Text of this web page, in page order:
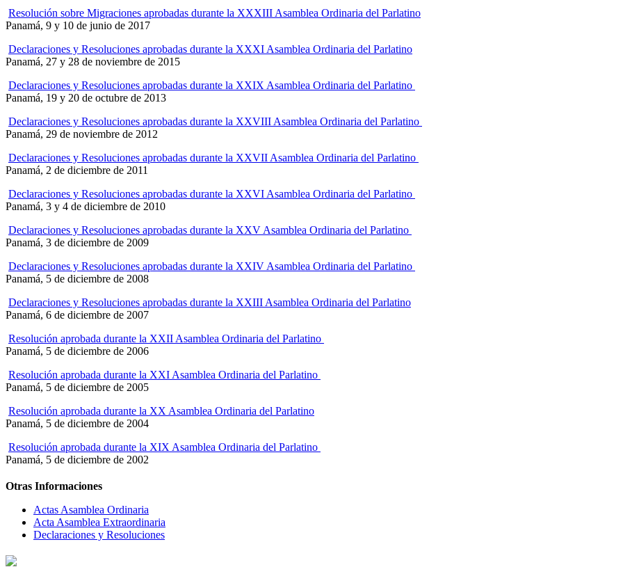
Resolución sobre Migraciones aprobadas durante la XXXIII Asamblea Ordinaria del Parlatino
Panamá, 9 y 10 de junio de 2017
Declaraciones y Resoluciones aprobadas durante la XXXI Asamblea Ordinaria del Parlatino
Panamá, 27 y 28 de noviembre de 2015
Declaraciones y Resoluciones aprobadas durante la XXIX Asamblea Ordinaria del Parlatino
Panamá, 19 y 20 de octubre de 2013
Declaraciones y Resoluciones aprobadas durante la XXVIII Asamblea Ordinaria del Parlatino
Panamá, 29 de noviembre de 2012
Declaraciones y Resoluciones aprobadas durante la XXVII Asamblea Ordinaria del Parlatino
Panamá, 2 de diciembre de 2011
Declaraciones y Resoluciones aprobadas durante la XXVI Asamblea Ordinaria del Parlatino
Panamá, 3 y 4 de diciembre de 2010
Declaraciones y Resoluciones aprobadas durante la XXV Asamblea Ordinaria del Parlatino
Panamá, 3 de diciembre de 2009
Declaraciones y Resoluciones aprobadas durante la XXIV Asamblea Ordinaria del Parlatino
Panamá, 5 de diciembre de 2008
Declaraciones y Resoluciones aprobadas durante la XXIII Asamblea Ordinaria del Parlatino
Panamá, 6 de diciembre de 2007
Resolución aprobada durante la XXII Asamblea Ordinaria del Parlatino
Panamá, 5 de diciembre de 2006
Resolución aprobada durante la XXI Asamblea Ordinaria del Parlatino
Panamá, 5 de diciembre de 2005
Resolución aprobada durante la XX Asamblea Ordinaria del Parlatino
Panamá, 5 de diciembre de 2004
Resolución aprobada durante la XIX Asamblea Ordinaria del Parlatino
Panamá, 5 de diciembre de 2002
Otras Informaciones
Actas Asamblea Ordinaria
Acta Asamblea Extraordinaria
Declaraciones y Resoluciones